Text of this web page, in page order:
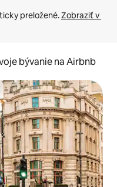
preložené. Zobraziť v
bývanie na Airbnb